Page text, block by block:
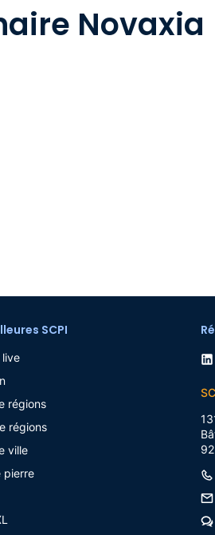
Novaxia
SCPI
live
régions
régions
ville
pierre